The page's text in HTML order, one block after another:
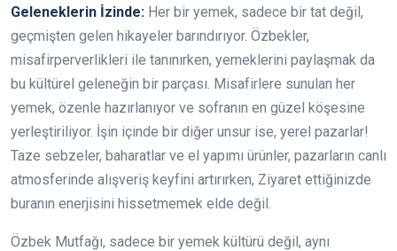
Geleneklerin İzinde: Her bir yemek, sadece bir tat değil,
geçmişten gelen hikayeler barındırıyor. Özbekler,
misafirperverlikleri ile tanınırken, yemeklerini paylaşmak da
bu kültürel geleneğin bir parçası. Misafirlere sunulan her
yemek, özenle hazırlanıyor ve sofranın en güzel köşesine
yerleştiriliyor. İşin içinde bir diğer unsur ise, yerel pazarlar!
Taze sebzeler, baharatlar ve el yapımı ürünler, pazarların canlı
atmosferinde alışveriş keyfini artırırken, Ziyaret ettiğinizde
buranın enerjisini hissetmemek elde değil.
Özbek Mutfağı, sadece bir yemek kültürü değil, aynı